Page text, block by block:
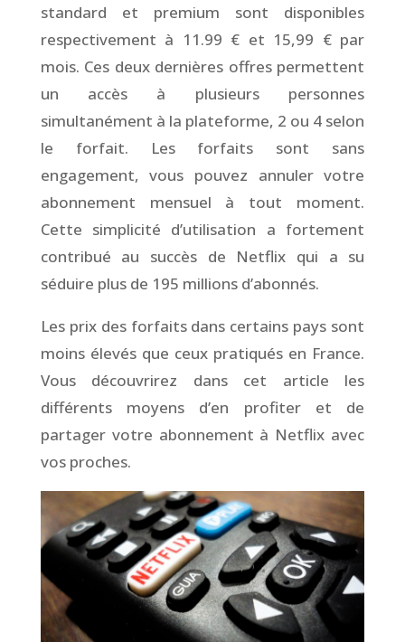
standard et premium sont disponibles
respectivement à 11.99 € et 15,99 € par
mois. Ces deux dernières offres permettent
un accès à plusieurs personnes
simultanément à la plateforme, 2 ou 4 selon
le forfait. Les forfaits sont sans
engagement, vous pouvez annuler votre
abonnement mensuel à tout moment.
Cette simplicité d’utilisation a fortement
contribué au succès de Netflix qui a su
séduire plus de 195 millions d’abonnés.
Les prix des forfaits dans certains pays sont
moins élevés que ceux pratiqués en France.
Vous découvrirez dans cet article les
différents moyens d’en profiter et de
partager votre abonnement à Netflix avec
vos proches.